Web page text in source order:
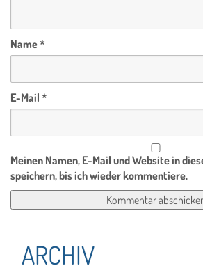
Name*
E-Mail *
Meinen Namen, E-Mail und Website in
speichern, bis ich wieder kommentiere.
ARCHIV